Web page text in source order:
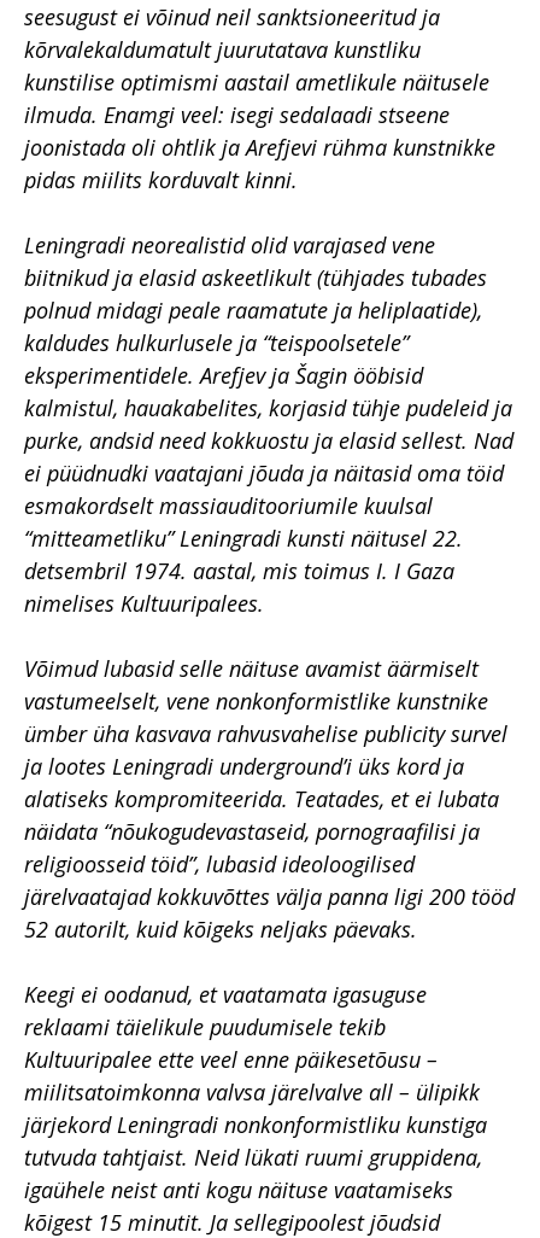
seesugust ei võinud neil sanktsioneeritud ja
kõrvalekaldumatult juurutatava kunstliku
kunstilise optimismi aastail ametlikule näitusele
ilmuda. Enamgi veel: isegi sedalaadi stseene
joonistada oli ohtlik ja Arefjevi rühma kunstnikke
pidas miilits korduvalt kinni.
Leningradi neorealistid olid varajased vene
biitnikud ja elasid askeetlikult (tühjades tubades
polnud midagi peale raamatute ja heliplaatide),
kaldudes hulkurlusele ja “teispoolsetele”
eksperimentidele. Arefjev ja Šagin ööbisid
kalmistul, hauakabelites, korjasid tühje pudeleid ja
purke, andsid need kokkuostu ja elasid sellest. Nad
ei püüdnudki vaatajani jõuda ja näitasid oma töid
esmakordselt massiauditooriumile kuulsal
“mitteametliku” Leningradi kunsti näitusel 22.
detsembril 1974. aastal, mis toimus I. I Gaza
nimelises Kultuuripalees.
Võimud lubasid selle näituse avamist äärmiselt
vastumeelselt, vene nonkonformistlike kunstnike
ümber üha kasvava rahvusvahelise publicitysurvel
ja lootes Leningradi underground’i üks kord ja
alatiseks kompromiteerida. Teatades, et ei lubata
näidata “nõukogudevastaseid, pornograafilisi ja
religioosseid töid”, lubasid ideoloogilised
järelvaatajad kokkuvõttes välja panna ligi 200 tööd
52 autorilt, kuid kõigeks neljaks päevaks.
Keegi ei oodanud, et vaatamata igasuguse
reklaami täielikule puudumisele tekib
Kultuuripalee ette veel enne päikesetõusu –
miilitsatoimkonna valvsa järelvalve all – ülipikk
järjekord Leningradi nonkonformistliku kunstiga
tutvuda tahtjaist. Neid lükati ruumi gruppidena,
igaühele neist anti kogu näituse vaatamiseks
kõigest 15 minutit. Ja sellegipoolest jõudsid